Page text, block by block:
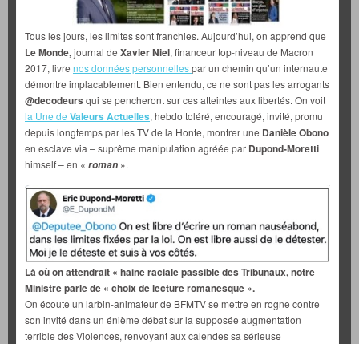
Tous les jours, les limites sont franchies. Aujourd’hui, on apprend que
Le Monde,journal de Xavier Niel, financeur top-niveau de Macron
2017, livre nos données personnellespar un chemin qu’un internaute
démontre implacablement. Bien entendu, ce ne sont pas les arrogants
@decodeurs qui se pencheront sur ces atteintes aux libertés. On voit
la Une de Valeurs Actuelles, hebdo toléré, encouragé, invité, promu
depuis longtemps par les TV de la Honte, montrer une Danièle Obono
en esclave via – suprême manipulation agréée par Dupond-Moretti
himself – en « roman ».
Là où on attendrait « haine raciale passible des Tribunaux, notre
Ministre parle de « choix de lecture romanesque ».
On écoute un larbin-animateur de BFMTV se mettre en rogne contre
son invité dans un énième débat sur la supposée augmentation
terrible des Violences, renvoyant aux calendes sa sérieuse